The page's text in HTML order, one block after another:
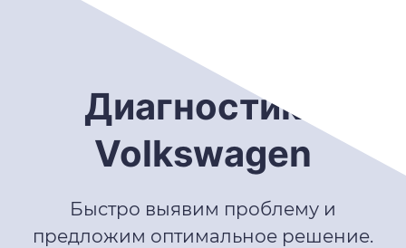
Диагностика
Volkswagen
Быстро выявим проблему и
предложим оптимальное решение.